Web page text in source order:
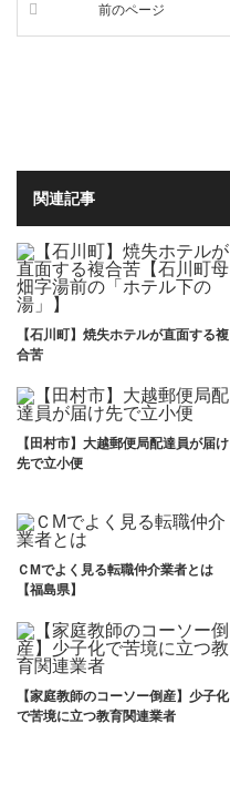
前のページ
関連記事
【石川町】焼失ホテルが直面する複
合苦
【田村市】大越郵便局配達員が届け
先で立小便
ＣМでよく見る転職仲介業者とは
【福島県】
【家庭教師のコーソー倒産】少子化
で苦境に立つ教育関連業者